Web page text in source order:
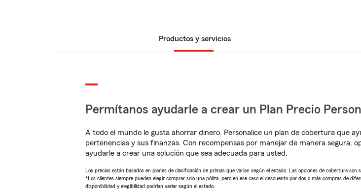
Productos y servicios
Permítanos ayudarle a crear un Plan Precio
A todo el mundo le gusta ahorrar dinero. Personalice un plan de cobertura que
pertenencias y sus finanzas. Con recompensas por manejar de manera segura,
ayudarle a crear una solución que sea adecuada para usted.
Los precios están basados en planes de clasificación de primas que varían según el estado. Las opciones de cobertura son
*Los clientes siempre pueden elegir comprar solo una póliza, pero en ese caso el descuento por dos o más compras de
disponibilidad y elegibilidad podrían variar según el estado.